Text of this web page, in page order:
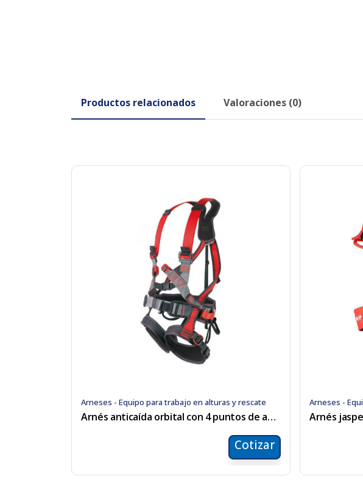
Productos relacionados Valoraciones (0)
Arneses - Equipo para trabajo en alturas y rescate
Arnés anticaída orbital con 4 puntos de anclaje
Cotizar
Arneses -
Arnés